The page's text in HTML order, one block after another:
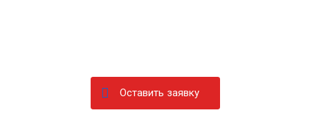
Оставить заявку